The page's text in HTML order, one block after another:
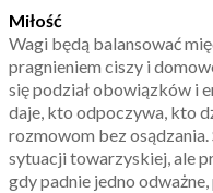
Miłość
Wagi będą balansować
pragnieniem ciszy i
się podział obowiązków i
daje, kto odpoczywa, kto
rozmowom bez
sytuacji towarzyskiej, ale
gdy padnie jedno